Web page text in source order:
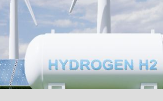
散」WBC日本代表“敗戦”の真実 選手が明かす...